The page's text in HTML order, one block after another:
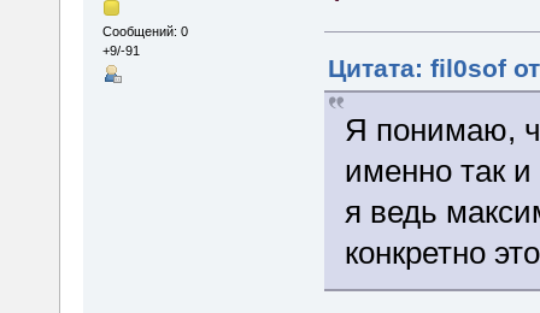
Сообщений: 0
+9/-91
Цитата: fil0sof
Я понимаю,
именно так
я ведь
конкретно